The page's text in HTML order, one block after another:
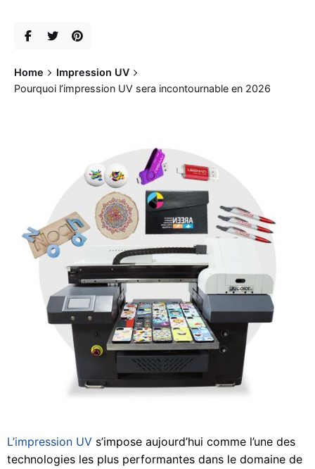
Home
Impression UV
Pourquoi l’impression UV sera incontournable en 2026
L’impression UV s’impose aujourd’hui comme l’une des
technologies les plus performantes dans le domaine de